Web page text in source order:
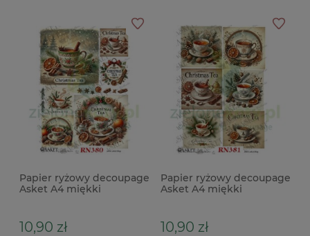
Papier ryżowy decoupage
Asket A4 miękki
10,90 zł
Papier ryżowy decoupage
Asket A4 miękki
10,90 zł